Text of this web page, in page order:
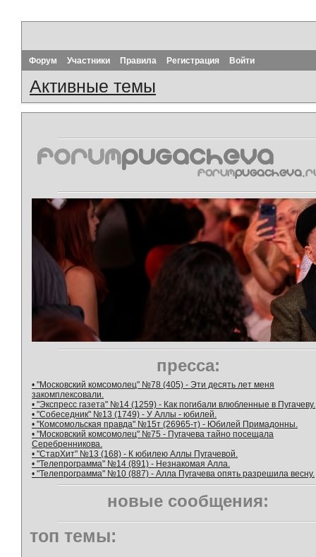
Форум Участники Правила Регистрация Войти
Активные темы
пресса:
• "Московский комсомолец" №78 (405) - Эти десять лет меня
закомплексовали.
• "Экспресс газета" №14 (1259) - Как погибали влюбленные в Пугачеву.
• "Собеседник" №13 (1749) - У Аллы - юбилей.
• "Комсомольская правда" №15т (26965-т) - Юбилей Примадонны.
• "Московский комсомолец" №75 - Пугачева тайно посещала
Серебренникова.
• "СтарХит" №13 (168) - К юбилею Аллы Пугачевой.
• "Телепрограмма" №14 (891) - Незнакомая Алла.
• "Телепрограмма" №10 (887) - Алла Пугачева опять разрешила весну.
новые сообщения:
топ темы: